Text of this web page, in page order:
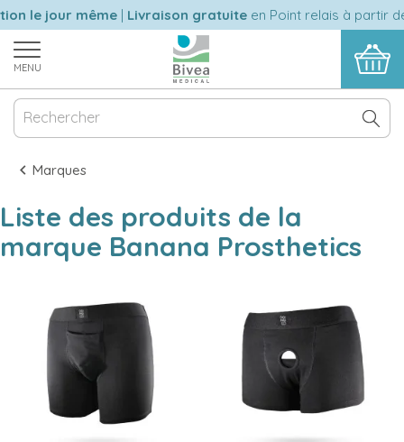
le jour même|Livraison gratuiteen Point relais à partir de
MENU
Marques
Liste des produits de la
marque Banana Prosthetics